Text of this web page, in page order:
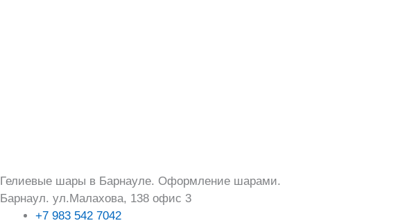
Гелиевые шары в Барнауле. Оформление шарами.
Барнаул. ул.Малахова, 138 офис 3
+7 983 542 7042